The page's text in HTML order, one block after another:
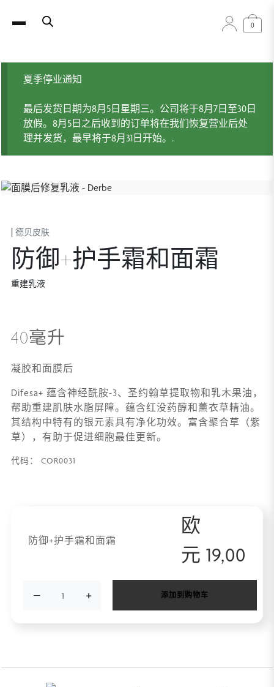
0
夏季停业通知
最后发货日期为8月5日星期三。公司将于8月7日至30日
放假。8月5日之后收到的订单将在我们恢复营业后处
理并发货，最早将于8月31日开始。.
德贝皮肤
防御+护手霜和面霜
重建乳液
40毫升
凝胶和面膜后
Difesa+ 蕴含神经酰胺-3、圣约翰草提取物和乳木果油，
帮助重建肌肤水脂屏障。蕴含红没药醇和薰衣草精油。
其结构中特有的银元素具有净化功效。富含聚合草（紫
草），有助于促进细胞最佳更新。
代码： COR0031
防御+护手霜和面霜
欧
元 19,00
− + 添加到购物车